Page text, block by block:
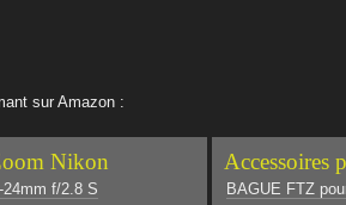
sur Amazon :
Nikon
24mm f/2.8 S
Accessoires
BAGUE FTZ